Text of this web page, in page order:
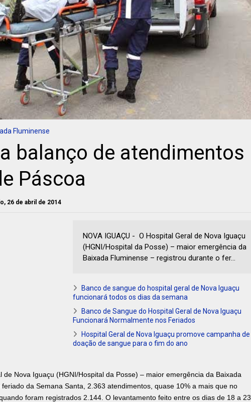
Fluminense
balanço de atendimentos
Páscoa
26 de abril de 2014
NOVA IGUAÇU - O Hospital Geral de Nova Iguaçu
(HGNI/Hospital da Posse) – maior emergência da
Baixada Fluminense – registrou durante o fer...
Banco de sangue do hospital geral de Nova Iguaçu
funcionará todos os dias da semana
Banco de Sangue do Hospital Geral de Nova Iguaçu
Funcionará Normalmente nos Feriados
Hospital Geral de Nova Iguaçu promove campanha de
doação de sangue para o fim do ano
de Nova Iguaçu (HGNI/Hospital da Posse) – maior emergência da Baixada
da Semana Santa, 2.363 atendimentos, quase 10% a mais que no
foram registrados 2.144. O levantamento feito entre os dias de 18 a 23